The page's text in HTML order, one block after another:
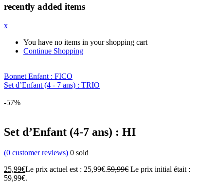
recently added items
x
You have no items in your shopping cart
Continue Shopping
Bonnet Enfant : FICO
Set d’Enfant (4 - 7 ans) : TRIO
-57%
Set d’Enfant (4-7 ans) : HI
(0 customer reviews) 0 sold
25,99€Le prix actuel est : 25,99€.59,99€ Le prix initial était :
59,99€.